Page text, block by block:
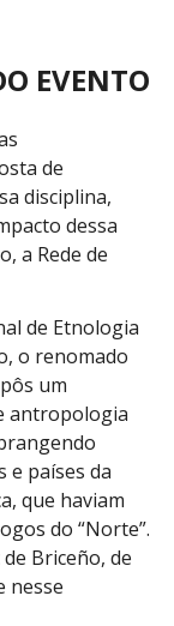
EVENTO
de
disciplina,
dessa
a Rede de
de Etnologia
o renomado
um
antropologia
e países da
que haviam
do “Norte”.
Briceño, de
nesse